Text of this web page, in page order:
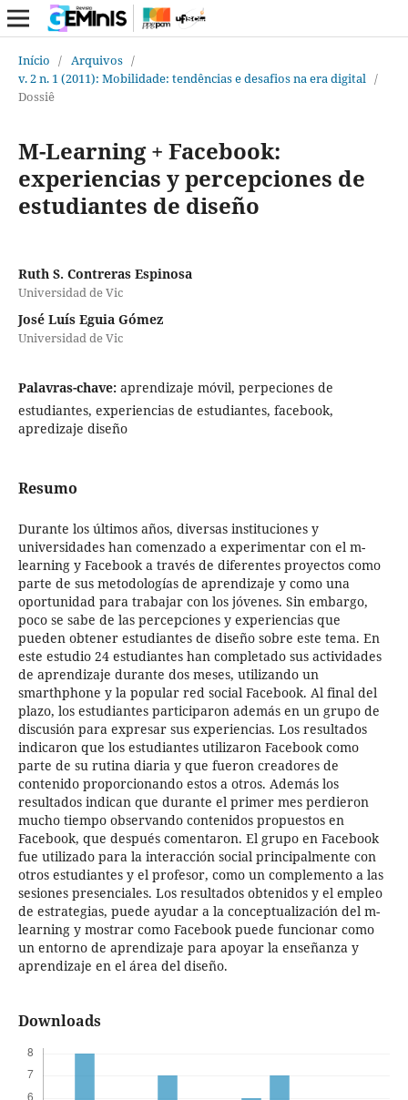
Início / Arquivos /
v. 2 n. 1 (2011): Mobilidade: tendências e desafios na era digital /
Dossiê
M-Learning + Facebook:
experiencias y percepciones de
estudiantes de diseño
Ruth S. Contreras Espinosa
Universidad de Vic
José Luís Eguia Gómez
Universidad de Vic
Palavras-chave: aprendizaje móvil, perpeciones de
estudiantes, experiencias de estudiantes, facebook,
apredizaje diseño
Resumo
Durante los últimos años, diversas instituciones y
universidades han comenzado a experimentar con el m-
learning y Facebook a través de diferentes proyectos como
parte de sus metodologías de aprendizaje y como una
oportunidad para trabajar con los jóvenes. Sin embargo,
poco se sabe de las percepciones y experiencias que
pueden obtener estudiantes de diseño sobre este tema. En
este estudio 24 estudiantes han completado sus actividades
de aprendizaje durante dos meses, utilizando un
smarthphone y la popular red social Facebook. Al final del
plazo, los estudiantes participaron además en un grupo de
discusión para expresar sus experiencias. Los resultados
indicaron que los estudiantes utilizaron Facebook como
parte de su rutina diaria y que fueron creadores de
contenido proporcionando estos a otros. Además los
resultados indican que durante el primer mes perdieron
mucho tiempo observando contenidos propuestos en
Facebook, que después comentaron. El grupo en Facebook
fue utilizado para la interacción social principalmente con
otros estudiantes y el profesor, como un complemento a las
sesiones presenciales. Los resultados obtenidos y el empleo
de estrategias, puede ayudar a la conceptualización del m-
learning y mostrar como Facebook puede funcionar como
un entorno de aprendizaje para apoyar la enseñanza y
aprendizaje en el área del diseño.
Downloads